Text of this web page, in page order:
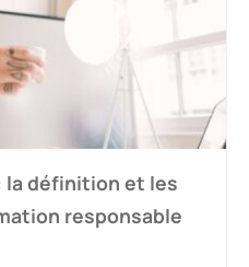
la définition et les
responsable